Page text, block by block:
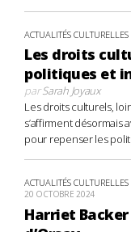
ACTUALITÉS CULTURELLES
Les droits
politiques et
parSarah Joyaux
Les droits culturels,
s’affirment désormais
pour repenser les
ACTUALITÉS CULTURELLES
20 OCTOBRE 2024
Harriet